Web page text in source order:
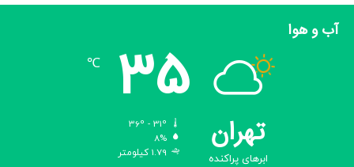
آب و هوا
تهران
ابرهای پراکنده
35
℃
8%
1.79 کیلومتر